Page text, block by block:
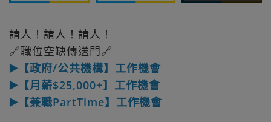
請人！請人！請人！
🔗職位空缺傳送門🔗
▶️【政府/公共機構】工作機會
▶️【月薪$25,000+】工作機會
▶️【兼職PartTime】工作機會